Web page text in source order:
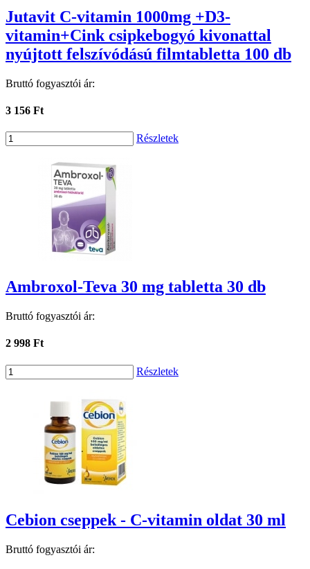
Jutavit C-vitamin 1000mg +D3-
vitamin+Cink csipkebogyó kivonattal
nyújtott felszívódású filmtabletta 100 db
Bruttó fogyasztói ár:
3 156 Ft
Részletek
Ambroxol-Teva 30 mg tabletta 30 db
Bruttó fogyasztói ár:
2 998 Ft
Részletek
Cebion cseppek - C-vitamin oldat 30 ml
Bruttó fogyasztói ár: